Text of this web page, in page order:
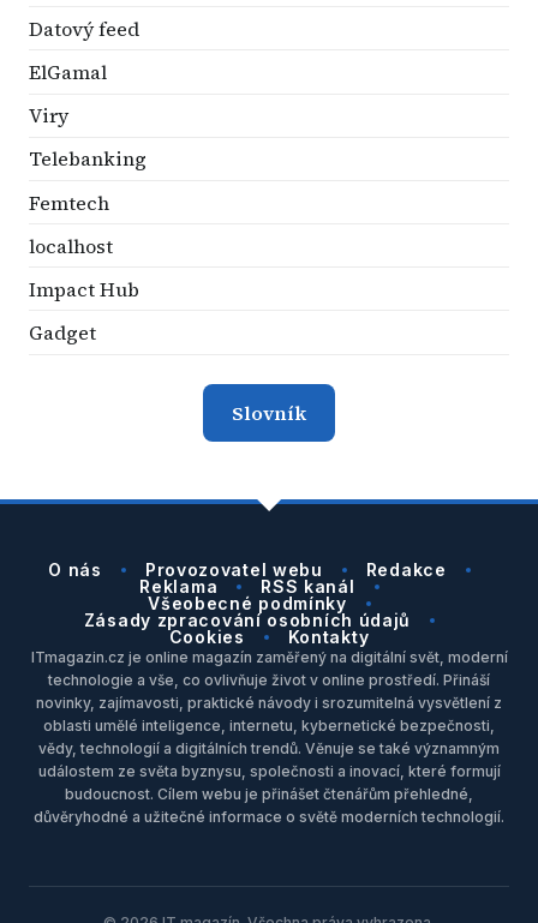
Datový feed
ElGamal
Viry
Telebanking
Femtech
localhost
Impact Hub
Gadget
Slovník
O nás Provozovatel webu
Redakce
Reklama
RSS kanál
Všeobecné podmínky
Zásady zpracování osobních údajů
Cookies
Kontakty
ITmagazin.cz je online magazín zaměřený na digitální svět, moderní
technologie a vše, co ovlivňuje život v online prostředí. Přináší
novinky, zajímavosti, praktické návody i srozumitelná vysvětlení z
oblasti umělé inteligence, internetu, kybernetické bezpečnosti,
vědy, technologií a digitálních trendů. Věnuje se také významným
událostem ze světa byznysu, společnosti a inovací, které formují
budoucnost. Cílem webu je přinášet čtenářům přehledné,
důvěryhodné a užitečné informace o světě moderních technologií.